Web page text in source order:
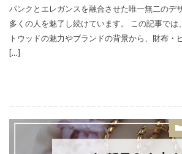
パンクとエレガンスを融合させた唯一無二のデ
多くの人を魅了し続けています。 この記事では
トウッドの魅力やブランドの背景から、財布・
[…]